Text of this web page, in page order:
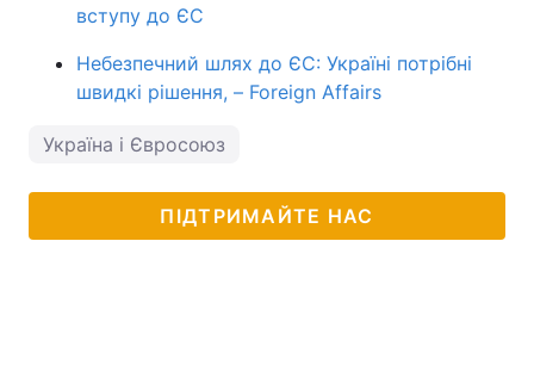
вступу до ЄС
Небезпечний шлях до ЄС: Україні потрібні
швидкі рішення, – Foreign Affairs
Україна і Євросоюз
ПІДТРИМАЙТЕ НАС